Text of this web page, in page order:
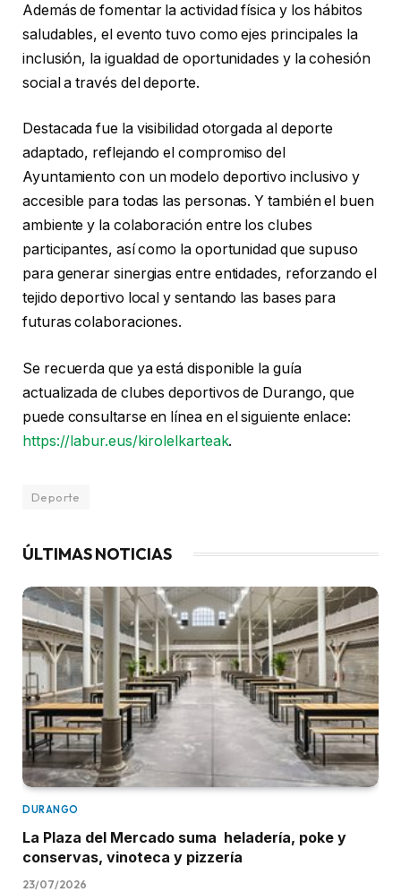
Además de fomentar la actividad física y los hábitos
saludables, el evento tuvo como ejes principales la
inclusión, la igualdad de oportunidades y la cohesión
social a través del deporte.
Destacada fue la visibilidad otorgada al deporte
adaptado, reflejando el compromiso del
Ayuntamiento con un modelo deportivo inclusivo y
accesible para todas las personas. Y también el buen
ambiente y la colaboración entre los clubes
participantes, así como la oportunidad que supuso
para generar sinergias entre entidades, reforzando el
tejido deportivo local y sentando las bases para
futuras colaboraciones.
Se recuerda que ya está disponible la guía
actualizada de clubes deportivos de Durango, que
puede consultarse en línea en el siguiente enlace:
https://labur.eus/kirolelkarteak.
Deporte
ÚLTIMAS NOTICIAS
DURANGO
La Plaza del Mercado suma heladería, poke y
conservas, vinoteca y pizzería
23/07/2026